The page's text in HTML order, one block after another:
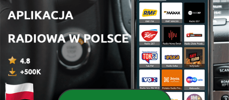
131
Noticias nuestra iglesia hoy _ lunes 11 de
diciembre
Pokaż więcej odcinków